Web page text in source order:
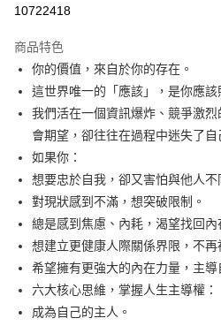
運送方式
付款後全家取貨
每筆NT$60，滿NT$499(含以上)免運
付款後7-11取貨
每筆NT$60，滿NT$499(含以上)免運
宅配
每筆NT$100，滿NT$499(含以上)免
10722418
商品特色
你的價值，來自於你的存在。
這世界唯一的「應該」，是你應該
我們活在一個資訊爆炸、競爭激
會期望，卻往往在過程中迷失了自
如果你：
想要忠於自我，卻又害怕與他人不
對現狀感到不滿，想突破限制。
總是感到焦慮、內耗，渴望找回內
想建立更健康人際關係界限，不再
希望擁有更強大的內在力量，主導
六大核心思維，掌握人生主導權：
成為自己的主人。